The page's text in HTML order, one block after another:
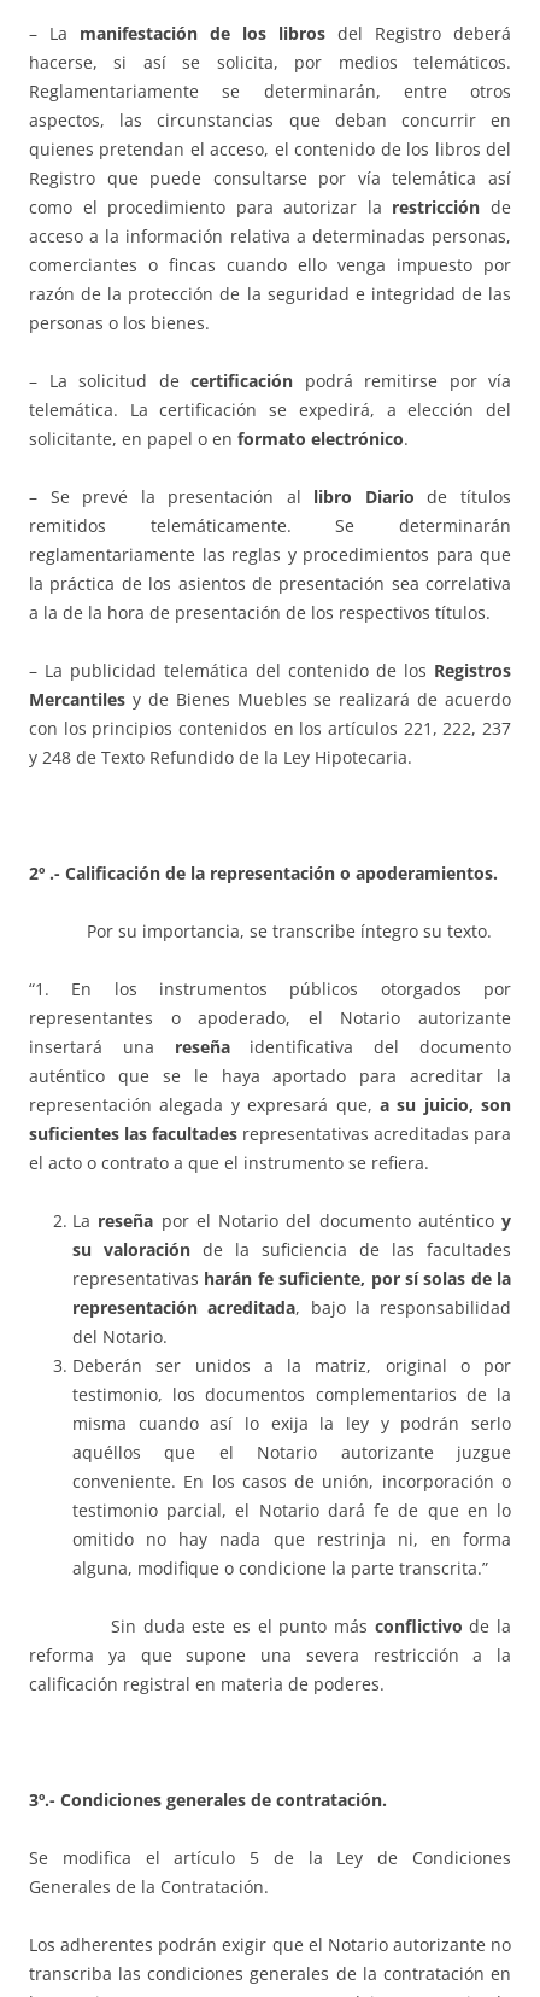
– La manifestación de los libros del Registro deberá
hacerse, si así se solicita, por medios telemáticos.
Reglamentariamente se determinarán, entre otros
aspectos, las circunstancias que deban concurrir en
quienes pretendan el acceso, el contenido de los libros del
Registro que puede consultarse por vía telemática así
como el procedimiento para autorizar la restricción de
acceso a la información relativa a determinadas personas,
comerciantes o fincas cuando ello venga impuesto por
razón de la protección de la seguridad e integridad de las
personas o los bienes.
– La solicitud de certificación podrá remitirse por vía
telemática. La certificación se expedirá, a elección del
solicitante, en papel o en formato electrónico.
– Se prevé la presentación al libro Diario de títulos
remitidos telemáticamente. Se determinarán
reglamentariamente las reglas y procedimientos para que
la práctica de los asientos de presentación sea correlativa
a la de la hora de presentación de los respectivos títulos.
– La publicidad telemática del contenido de los Registros
Mercantiles y de Bienes Muebles se realizará de acuerdo
con los principios contenidos en los artículos 221, 222, 237
y 248 de Texto Refundido de la Ley Hipotecaria.
2º .- Calificación de la representación o apoderamientos.
Por su importancia, se transcribe íntegro su texto.
“1. En los instrumentos públicos otorgados por
representantes o apoderado, el Notario autorizante
insertará una reseña identificativa del documento
auténtico que se le haya aportado para acreditar la
representación alegada y expresará que, a su juicio, son
suficientes las facultades representativas acreditadas para
el acto o contrato a que el instrumento se refiera.
La reseña por el Notario del documento auténtico y
su valoración de la suficiencia de las facultades
representativas harán fe suficiente, por sí solas de la
representación acreditada, bajo la responsabilidad
del Notario.
Deberán ser unidos a la matriz, original o por
testimonio, los documentos complementarios de la
misma cuando así lo exija la ley y podrán serlo
aquéllos que el Notario autorizante juzgue
conveniente. En los casos de unión, incorporación o
testimonio parcial, el Notario dará fe de que en lo
omitido no hay nada que restrinja ni, en forma
alguna, modifique o condicione la parte transcrita.”
Sin duda este es el punto más conflictivo de la
reforma ya que supone una severa restricción a la
calificación registral en materia de poderes.
3º.- Condiciones generales de contratación.
Se modifica el artículo 5 de la Ley de Condiciones
Generales de la Contratación.
Los adherentes podrán exigir que el Notario autorizante no
transcriba las condiciones generales de la contratación en